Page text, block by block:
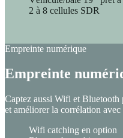
2 à 8 cellules SDR
Empreinte numérique
Empreinte
Captez aussi Wifi et Bluetooth
et améliorer la corrélation avec
Wifi catching en option